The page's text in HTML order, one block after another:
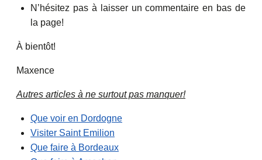
N’hésitez pas à laisser un commentaire en bas de
la page!
À bientôt!
Maxence
Autres articles à ne surtout pas manquer!
Que voir en Dordogne
Visiter Saint Emilion
Que faire à Bordeaux